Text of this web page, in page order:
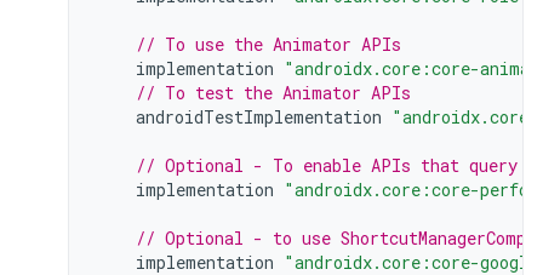
// To use the Animator APIs
implementation "androidx.core:core-
// To test the Animator APIs
androidTestImplementation
// Optional - To enable APIs that query
implementation "androidx.core:core-
// Optional - to use
implementation "androidx.core:core-